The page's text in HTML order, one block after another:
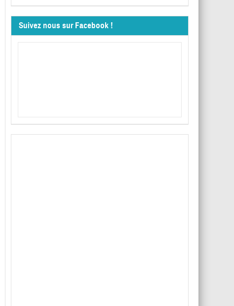
Suivez nous sur Facebook !